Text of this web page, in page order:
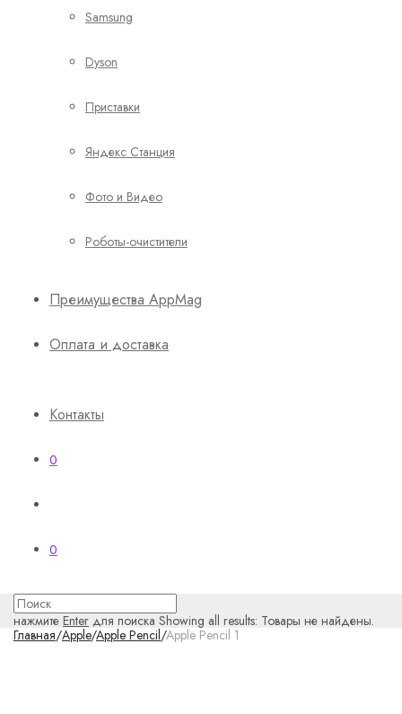
Samsung
Dyson
Приставки
Яндекс Станция
Фото и Видео
Роботы-очистители
Преимущества AppMag
Оплата и доставка
Контакты
0
0
нажмите Enter для поиска Showing all results: Товары не найдены.
Главная/Apple/Apple Pencil/Apple Pencil 1